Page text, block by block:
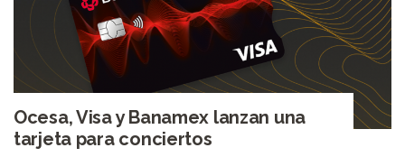
Ocesa, Visa y Banamex lanzan una
tarjeta para conciertos